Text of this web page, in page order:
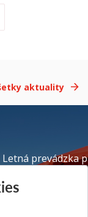
aktuality
Letná prevádzka
Pridané 23.06.2026